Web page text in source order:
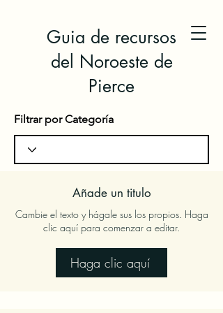
Guia de recursos
del Noroeste de
Pierce
Filtrar por Categoría
Añade un titulo
Cambie el texto y hágale sus los propios. Haga
clic aquí para comenzar a editar.
Haga clic aquí